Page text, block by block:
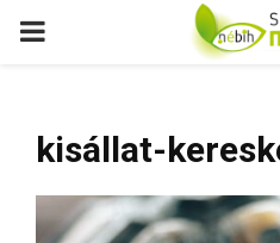
P
M
kisállat-